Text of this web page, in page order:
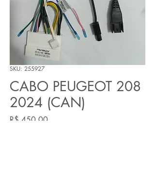
SKU: 255927
CABO PEUGEOT 208
2024 (CAN)
R$ 450,00Preço